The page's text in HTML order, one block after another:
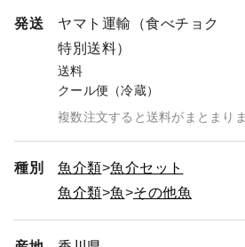
発送
ヤマト運輸（食べチョク
特別送料）
送料
クール便（冷蔵）
複数注文すると送料がまとまりま
種別 魚介類 魚介セット
魚介類 魚 その他魚